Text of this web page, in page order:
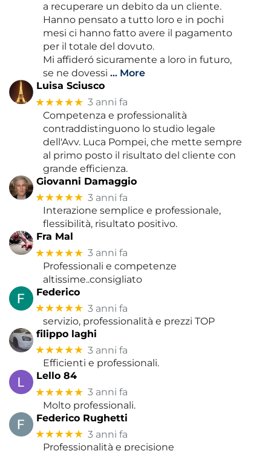
a recuperare un debito da un cliente.
Hanno pensato a tutto loro e in pochi
mesi ci hanno fatto avere il pagamento
per il totale del dovuto.
Mi affideró sicuramente a loro in futuro,
se ne dovessi … More
Luisa Sciusco
★★★★★ 3 anni fa
Competenza e professionalità
contraddistinguono lo studio legale
dell'Avv. Luca Pompei, che mette sempre
al primo posto il risultato del cliente con
grande efficienza.
Giovanni Damaggio
★★★★★ 3 anni fa
Interazione semplice e professionale,
flessibilità, risultato positivo.
Fra Mal
★★★★★ 3 anni fa
Professionali e competenze
altissime..consigliato
Federico
★★★★★ 3 anni fa
servizio, professionalità e prezzi TOP
filippo laghi
★★★★★ 3 anni fa
Efficienti e professionali.
Lello 84
★★★★★ 3 anni fa
Molto professionali.
Federico Rughetti
★★★★★ 3 anni fa
Professionalità e precisione